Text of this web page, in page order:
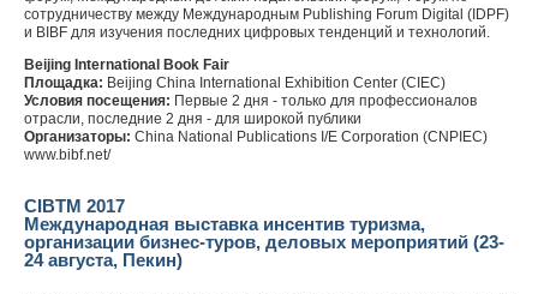
сотрудничеству между Международным Publishing Forum Digital (IDPF)
и BIBF для изучения последних цифровых тенденций и технологий.
Beijing International Book Fair
Площадка: Beijing China International Exhibition Center (CIEC)
Условия посещения: Первые 2 дня - только для профессионалов
отрасли, последние 2 дня - для широкой публики
Организаторы: China National Publications I/E Corporation (CNPIEC)
www.bibf.net/
CIBTM 2017
Международная выставка инсентив туризма,
организации бизнес-туров, деловых мероприятий (23-
24 августа, Пекин)